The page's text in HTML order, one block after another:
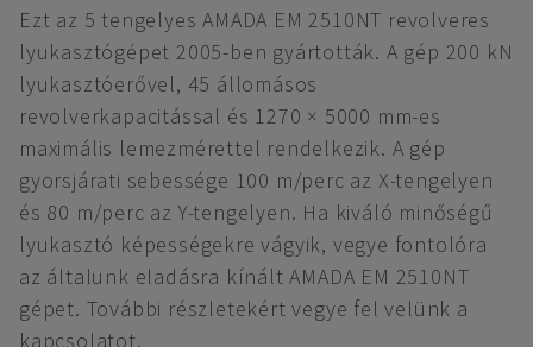
Ezt az 5 tengelyes AMADA EM 2510NT revolveres
lyukasztógépet 2005-ben gyártották. A gép 200 kN
lyukasztóerővel, 45 állomásos
revolverkapacitással és 1270 × 5000 mm-es
maximális lemezmérettel rendelkezik. A gép
gyorsjárati sebessége 100 m/perc az X-tengelyen
és 80 m/perc az Y-tengelyen. Ha kiváló minőségű
lyukasztó képességekre vágyik, vegye fontolóra
az általunk eladásra kínált AMADA EM 2510NT
gépet. További részletekért vegye fel velünk a
kapcsolatot.